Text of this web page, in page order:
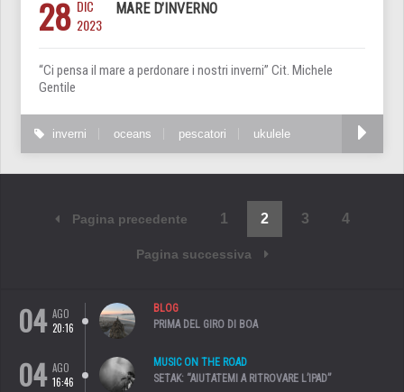
28 DIC
2023
MARE D’INVERNO
“Ci pensa il mare a perdonare i nostri inverni” Cit. Michele
Gentile
inverni oceans pescatori ukulele
Pagina precedente 1 2 3 4
Pagina successiva
04 AGO
20:16
BLOG
PRIMA DEL GIRO DI BOA
04 AGO
16:46
MUSIC ON THE ROAD
SETAK: “AIUTATEMI A RITROVARE L’IPAD”